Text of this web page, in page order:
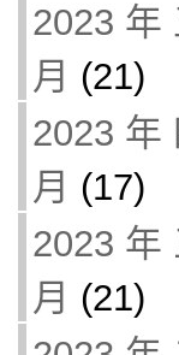
2023 年
月 (21)
2023 年
月 (17)
2023 年
月 (21)